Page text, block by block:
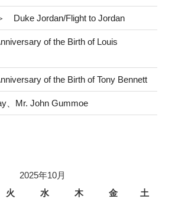
Duke Jordan/Flight to Jordan
of the Birth of Louis
of the Birth of Tony Bennett
、Mr. John Gummoe
2025年10月
火 水 木 金 土